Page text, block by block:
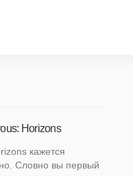
Horizons
кажется
Словно вы первый